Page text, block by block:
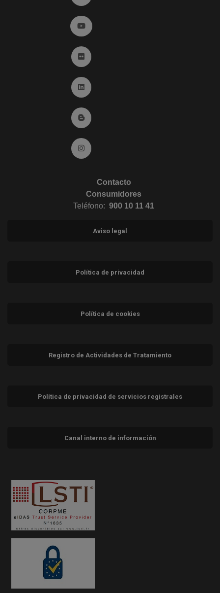
Ir a YouTube (abre en ventana nueva)
Ir a Flickr (abre en ventana nueva)
Ir a Linkedin (abre en ventana nueva)
Ir al Blog (abre en ventana nueva)
Ir a Instagram (abre en ventana nueva)
Contacto
Consumidores
Teléfono: 900 10 11 41
Aviso legal
Política de privacidad
Política de cookies
Registro de Actividades de Tratamiento
Política de privacidad de servicios registrales
Canal interno de información